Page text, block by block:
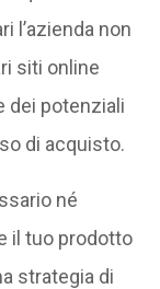
l’azienda non
siti online
dei potenziali
di acquisto.
né
il tuo prodotto
strategia di